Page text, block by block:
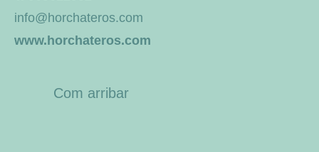
info@horchateros.com
www.horchateros.com
Com arribar